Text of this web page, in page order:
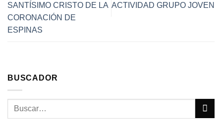
SANTÍSIMO CRISTO DE LA
CORONACIÓN DE
ESPINAS
ACTIVIDAD GRUPO JOVEN
BUSCADOR